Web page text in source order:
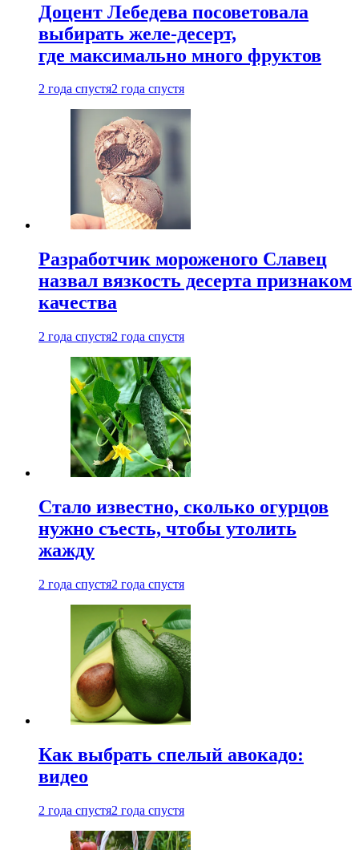
Доцент Лебедева посоветовала
выбирать желе-десерт,
где максимально много фруктов
2 года спустя2 года спустя
Разработчик мороженого Славец
назвал вязкость десерта признаком
качества
2 года спустя2 года спустя
Стало известно, сколько огурцов
нужно съесть, чтобы утолить
жажду
2 года спустя2 года спустя
Как выбрать спелый авокадо:
видео
2 года спустя2 года спустя